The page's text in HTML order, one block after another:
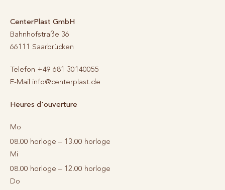
CenterPlast GmbH
Bahnhofstraße 36
66111 Saarbrücken
Telefon +49 681 30140055
E-Mail info@centerplast.de
Heures d'ouverture
Mo
08.00 horloge – 13.00 horloge
Mi
08.00 horloge – 12.00 horloge
Do